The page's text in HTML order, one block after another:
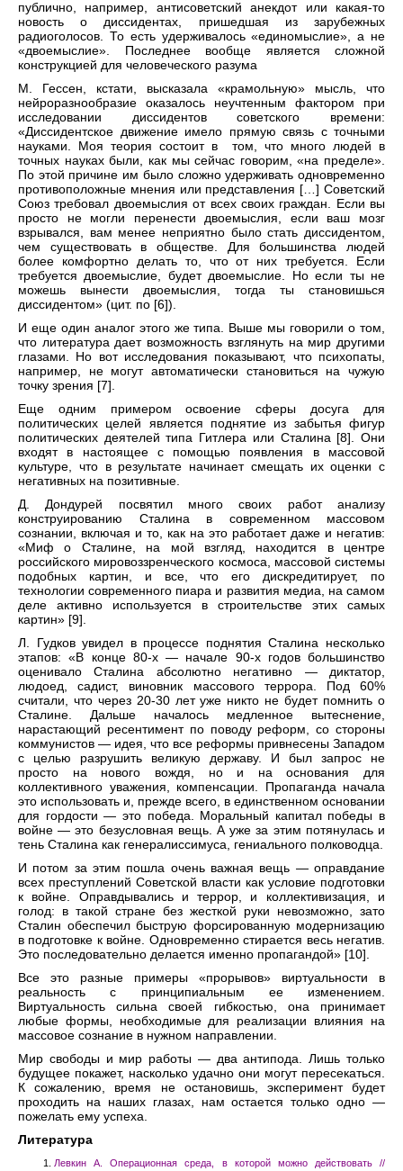
публично, например, антисоветский анекдот или какая-то
новость о диссидентах, пришедшая из зарубежных
радиоголосов. То есть удерживалось «единомыслие», а не
«двоемыслие». Последнее вообще является сложной
конструкцией для человеческого разума
М. Гессен, кстати, высказала «крамольную» мысль, что
нейроразнообразие оказалось неучтенным фактором при
исследовании диссидентов советского времени:
«Диссидентское движение имело прямую связь с точными
науками. Моя теория состоит в том, что много людей в
точных науках были, как мы сейчас говорим, «на пределе».
По этой причине им было сложно удерживать одновременно
противоположные мнения или представления […] Советский
Союз требовал двоемыслия от всех своих граждан. Если вы
просто не могли перенести двоемыслия, если ваш мозг
взрывался, вам менее неприятно было стать диссидентом,
чем существовать в обществе. Для большинства людей
более комфортно делать то, что от них требуется. Если
требуется двоемыслие, будет двоемыслие. Но если ты не
можешь вынести двоемыслия, тогда ты становишься
диссидентом» (цит. по [6]).
И еще один аналог этого же типа. Выше мы говорили о том,
что литература дает возможность взглянуть на мир другими
глазами. Но вот исследования показывают, что психопаты,
например, не могут автоматически становиться на чужую
точку зрения [7].
Еще одним примером освоение сферы досуга для
политических целей является поднятие из забытья фигур
политических деятелей типа Гитлера или Сталина [8]. Они
входят в настоящее с помощью появления в массовой
культуре, что в результате начинает смещать их оценки с
негативных на позитивные.
Д. Дондурей посвятил много своих работ анализу
конструированию Сталина в современном массовом
сознании, включая и то, как на это работает даже и негатив:
«Миф о Сталине, на мой взгляд, находится в центре
российского мировоззренческого космоса, массовой системы
подобных картин, и все, что его дискредитирует, по
технологии современного пиара и развития медиа, на самом
деле активно используется в строительстве этих самых
картин» [9].
Л. Гудков увидел в процессе поднятия Сталина несколько
этапов: «В конце 80-х — начале 90-х годов большинство
оценивало Сталина абсолютно негативно — диктатор,
людоед, садист, виновник массового террора. Под 60%
считали, что через 20-30 лет уже никто не будет помнить о
Сталине. Дальше началось медленное вытеснение,
нарастающий ресентимент по поводу реформ, со стороны
коммунистов — идея, что все реформы привнесены Западом
с целью разрушить великую державу. И был запрос не
просто на нового вождя, но и на основания для
коллективного уважения, компенсации. Пропаганда начала
это использовать и, прежде всего, в единственном основании
для гордости — это победа. Моральный капитал победы в
войне — это безусловная вещь. А уже за этим потянулась и
тень Сталина как генералиссимуса, гениального полководца.
И потом за этим пошла очень важная вещь — оправдание
всех преступлений Советской власти как условие подготовки
к войне. Оправдывались и террор, и коллективизация, и
голод: в такой стране без жесткой руки невозможно, зато
Сталин обеспечил быструю форсированную модернизацию
в подготовке к войне. Одновременно стирается весь негатив.
Это последовательно делается именно пропагандой» [10].
Все это разные примеры «прорывов» виртуальности в
реальность с принципиальным ее изменением.
Виртуальность сильна своей гибкостью, она принимает
любые формы, необходимые для реализации влияния на
массовое сознание в нужном направлении.
Мир свободы и мир работы — два антипода. Лишь только
будущее покажет, насколько удачно они могут пересекаться.
К сожалению, время не остановишь, эксперимент будет
проходить на наших глазах, нам остается только одно —
пожелать ему успеха.
Литература
Левкин А. Операционная среда, в которой можно действовать //